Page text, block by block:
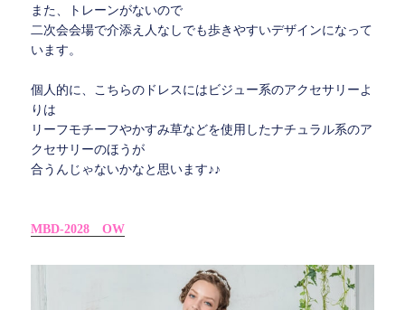
また、トレーンがないので
二次会会場で介添え人なしでも歩きやすいデザインになって
います。
個人的に、こちらのドレスにはビジュー系のアクセサリーよ
りは
リーフモチーフやかすみ草などを使用したナチュラル系のア
クセサリーのほうが
合うんじゃないかなと思います♪♪
MBD-2028 OW